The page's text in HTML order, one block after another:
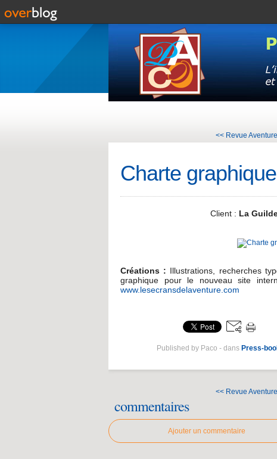
<< Revue
Charte
Client : La
Créations : Illustrations, recherches
graphique pour le nouveau site
www.lesecransdelaventure.com
Published by Paco - dans Press-
<< Revue
commentaires
Ajouter un commentaire